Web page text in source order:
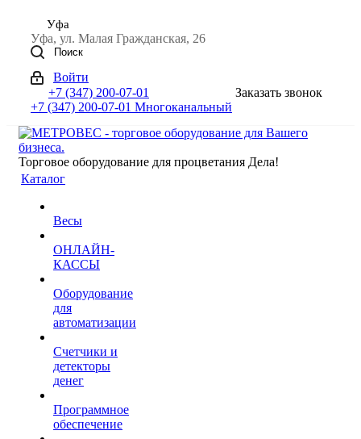
Уфа
Уфа, ул. Малая Гражданская, 26
Поиск
Войти
+7 (347) 200-07-01
+7 (347) 200-07-01 Многоканальный
Заказать звонок
Торговое оборудование для процветания Дела!
Каталог
Весы
ОНЛАЙН-
КАССЫ
Оборудование
для
автоматизации
Счетчики и
детекторы
денег
Программное
обеспечение